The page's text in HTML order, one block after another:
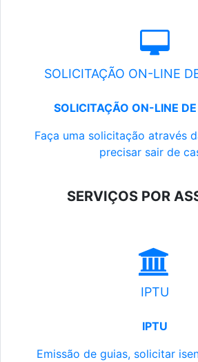
SOLICITAÇÃO ON-LINE
SOLICITAÇÃO ON-LINE
Faça uma solicitação através
precisar sair de
SERVIÇOS POR
IPTU
IPTU
Emissão de guias, solicitar